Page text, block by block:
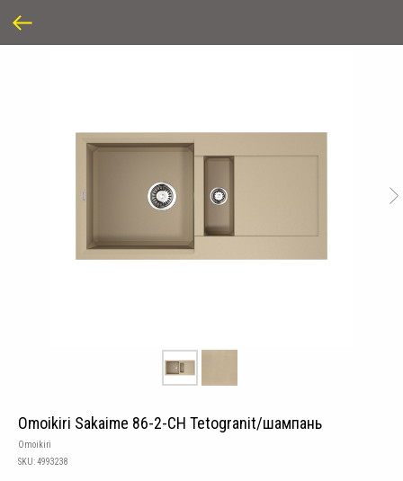
Omoikiri Sakaime 86-2-CH Tetogranit/шампань
Omoikiri
SKU:4993238